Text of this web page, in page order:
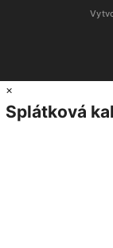
×
Splátková